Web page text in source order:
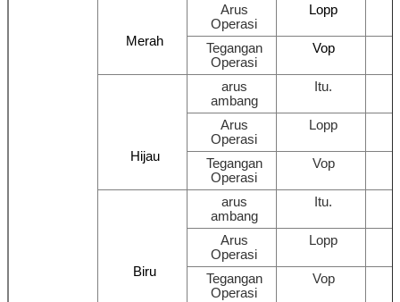
Merah
Arus
Operasi
Lopp
Tegangan
Operasi
Vop
Hijau
arus
ambang
Itu.
Arus
Operasi
Lopp
Tegangan
Operasi
Vop
Biru
arus
ambang
Itu.
Arus
Operasi
Lopp
Tegangan
Operasi
Vop